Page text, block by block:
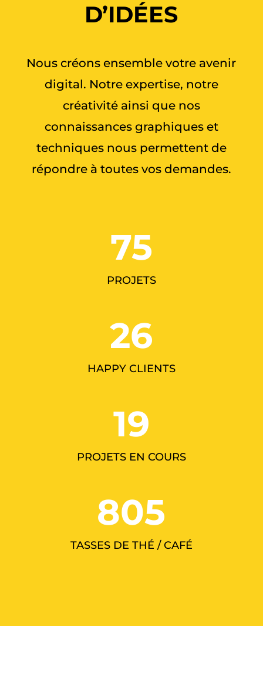
D’IDÉES
Nous créons ensemble votre avenir
digital. Notre expertise, notre
créativité ainsi que nos
connaissances graphiques et
techniques nous permettent de
répondre à toutes vos demandes.
75
PROJETS
26
HAPPY CLIENTS
19
PROJETS EN COURS
805
TASSES DE THÉ / CAFÉ